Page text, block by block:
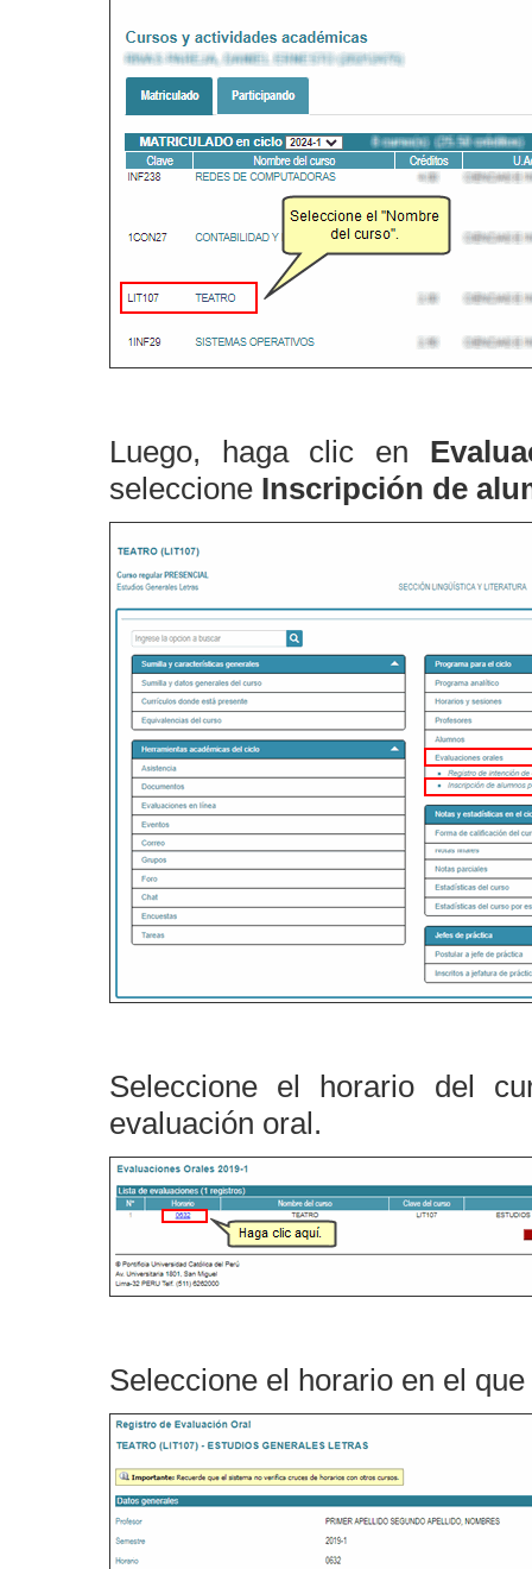
Luego, haga clic en
seleccione Inscripción de
Seleccione el horario del
evaluación oral.
Seleccione el horario en el